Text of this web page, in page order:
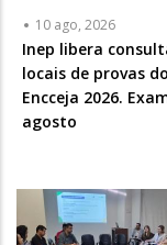
10 ago, 2026
Inep libera
locais de provas do
Encceja 2026.
agosto